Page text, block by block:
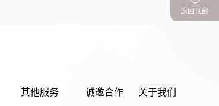
返回顶部
其他服务 诚邀合作 关于我们